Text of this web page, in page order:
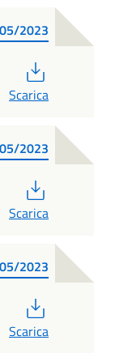
2023
Scarica
2023
Scarica
2023
Scarica